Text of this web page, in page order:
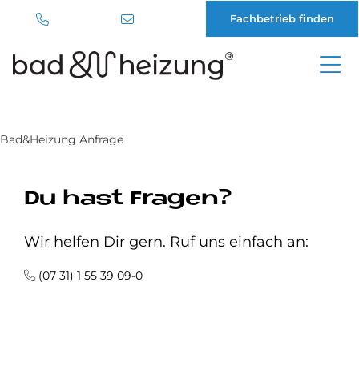
Fachbetrieb finden
Bad&Heizung Anfrage
Du hast Fragen?
Wir helfen Dir gern. Ruf uns einfach an:
(07 31) 1 55 39 09-0